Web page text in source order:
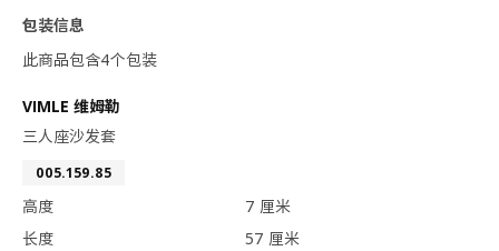
包装信息
此商品包含4个包装
VIMLE 维姆勒
三人座沙发套
005.159.85
高度
7 厘米
长度
57 厘米